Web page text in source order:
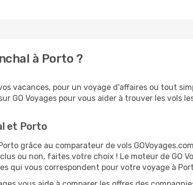
à Porto ?
vacances, pour un voyage d'affaires ou tout
GO Voyages pour vous aider à trouver les vols
et Porto
grâce au comparateur de vols
ou non, faites votre choix ! Le moteur de GO
qui vous correspondent pour votre voyage à